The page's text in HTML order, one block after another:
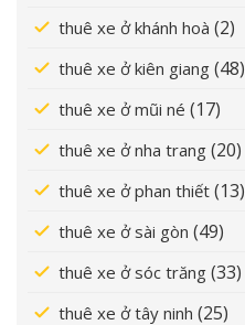
thuê xe ở khánh hoà (2)
thuê xe ở kiên giang (48)
thuê xe ở mũi né (17)
thuê xe ở nha trang (20)
thuê xe ở phan thiết (13)
thuê xe ở sài gòn (49)
thuê xe ở sóc trăng (33)
thuê xe ở tây ninh (25)